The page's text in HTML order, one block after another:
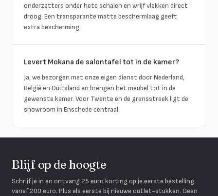
onderzetters onder hete schalen en wrijf vlekken direct
droog. Een transparante matte beschermlaag geeft
extra bescherming.
Levert Mokana de salontafel tot in de kamer?
Ja, we bezorgen met onze eigen dienst door Nederland,
België en Duitsland en brengen het meubel tot in de
gewenste kamer. Voor Twente en de grensstreek ligt de
showroom in Enschede centraal.
Blijf op de hoogte
Schrijf je in en ontvang 25 euro korting op je eerste bestelling
vanaf 200 euro. Plus als eerste bij nieuwe outlet-stukken. Geen